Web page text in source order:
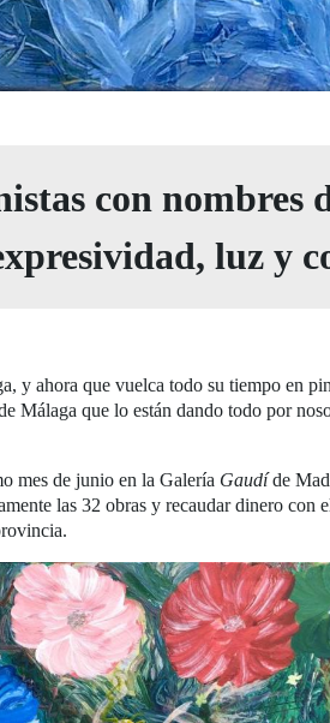
con nombres
luz y
y ahora que vuelca todo su tiempo en
Málaga que lo están dando todo por
mes de junio en la Galería Gaudíde
las 32 obras y recaudar dinero con